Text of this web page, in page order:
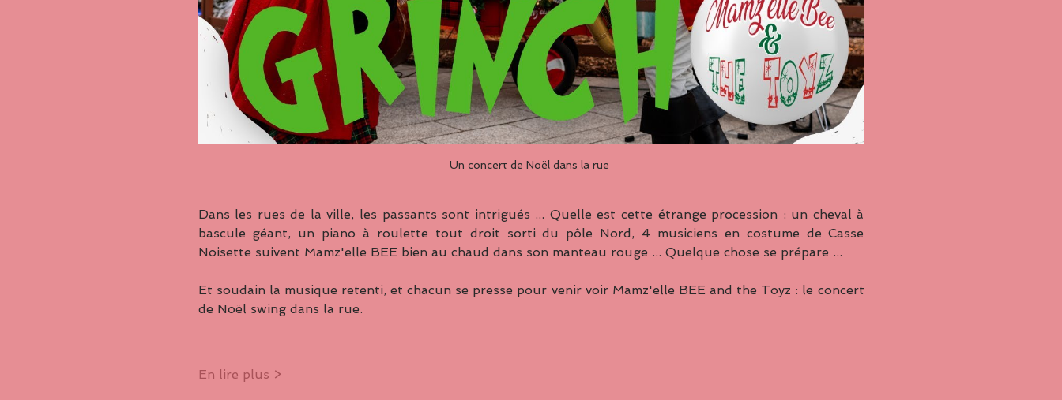
Un concert de Noël dans la rue
Dans les rues de la ville, les passants sont intrigués ... Quelle est cette étrange procession : un cheval à
bascule géant, un piano à roulette tout droit sorti du pôle Nord, 4 musiciens en costume de Casse
Noisette suivent Mamz'elle BEE bien au chaud dans son manteau rouge ... Quelque chose se prépare ...
Et soudain la musique retenti, et chacun se presse pour venir voir Mamz'elle BEE and the Toyz : le concert
de Noël swing dans la rue.
En lire plus >